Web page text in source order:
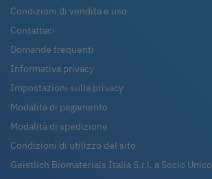
Condizioni di vendita e uso
Contattaci
Domande frequenti
Informativa privacy
Impostazioni sulla privacy
Modalità di pagamento
Modalità di spedizione
Condizioni di utilizzo del sito
Geistlich Biomaterials Italia S.r.l. a Socio Unico